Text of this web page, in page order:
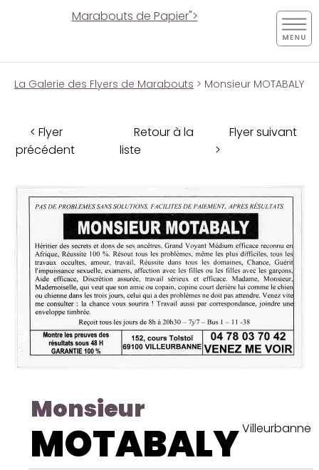
Marabouts de Papier">
La Galerie des Flyers de Marabouts > Monsieur MOTABALY
< Flyer
précédent
Retour à la
liste
Flyer suivant
>
Monsieur
MOTABALYVilleurbanne